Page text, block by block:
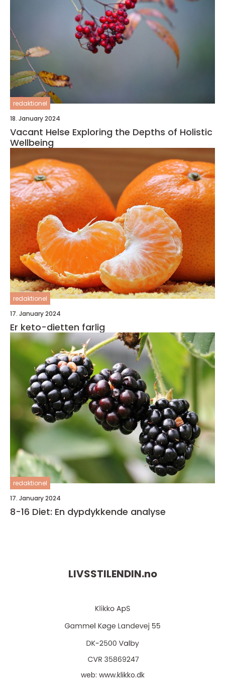
redaktionel
18. January 2024
Vacant Helse Exploring the Depths of Holistic
Wellbeing
redaktionel
17. January 2024
Er keto-dietten farlig
redaktionel
17. January 2024
8-16 Diet: En dypdykkende analyse
LIVSSTILENDIN.no
web: www.klikko.dk